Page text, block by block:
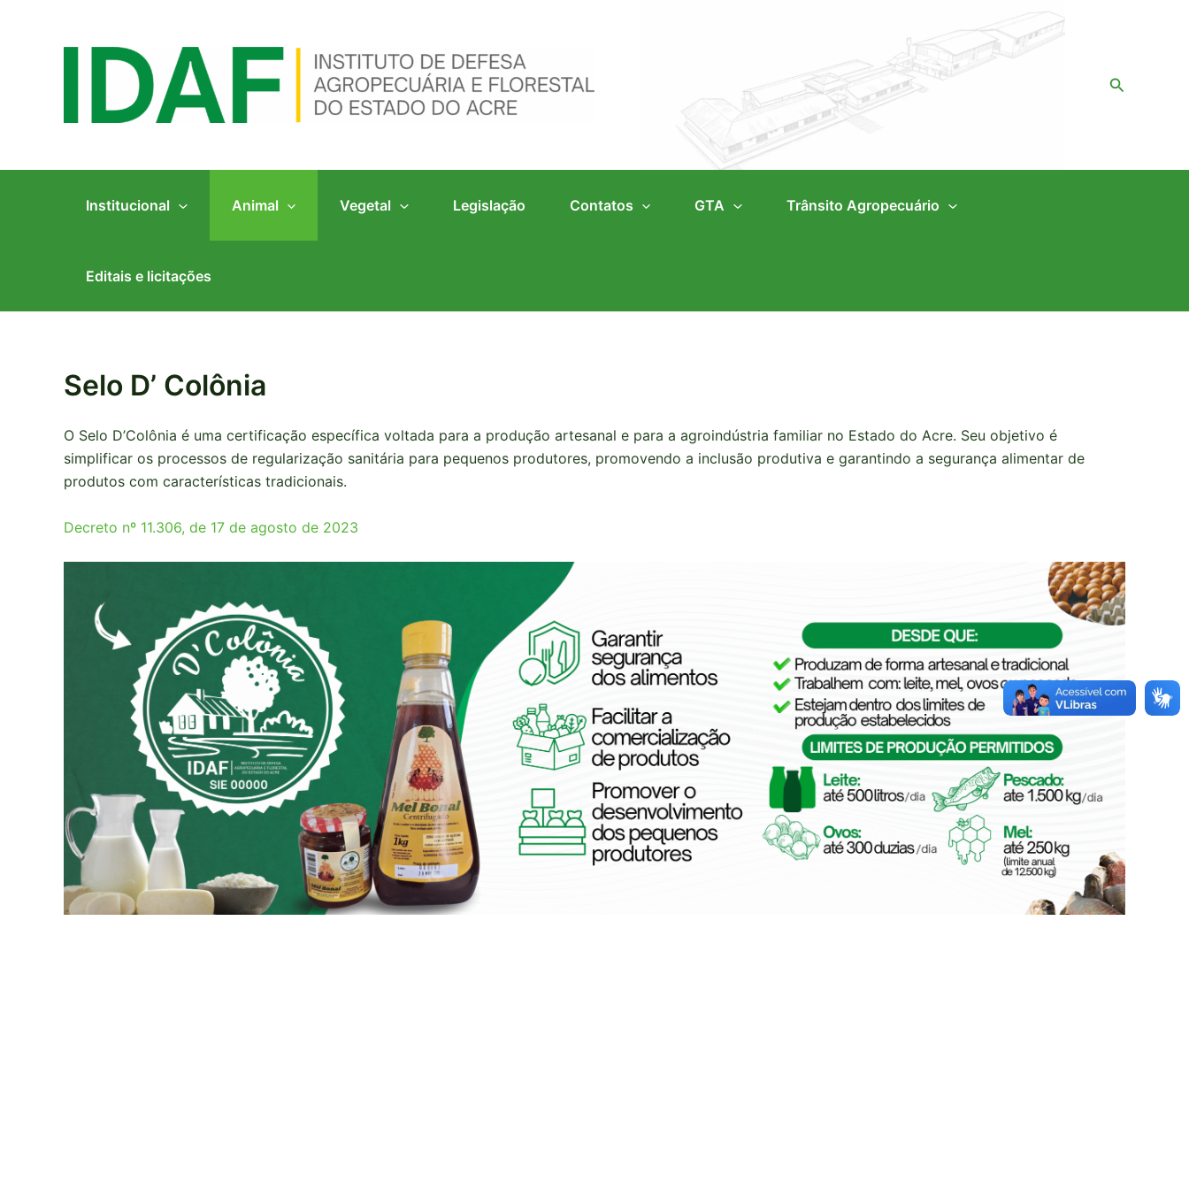
Pesquisar
Institucional Animal Vegetal Legislação Contatos GTA Trânsito Agropecuário
Editais e licitações
Selo D’ Colônia
O Selo D’Colônia é uma certificação específica voltada para a produção artesanal e para a agroindústria familiar no Estado do Acre. Seu objetivo é
simplificar os processos de regularização sanitária para pequenos produtores, promovendo a inclusão produtiva e garantindo a segurança alimentar de
produtos com características tradicionais.
Decreto nº 11.306, de 17 de agosto de 2023